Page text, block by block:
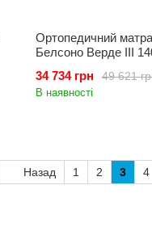
Ортопедичний
Белсоно Верде III
49 621
34 734 грн
В наявності
Назад 1 2 3 4